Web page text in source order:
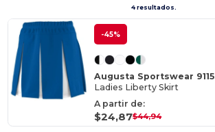
4 resultados.
-45%
Augusta Sportswear 9115
Ladies Liberty Skirt
A partir de:
$24,87$44,94